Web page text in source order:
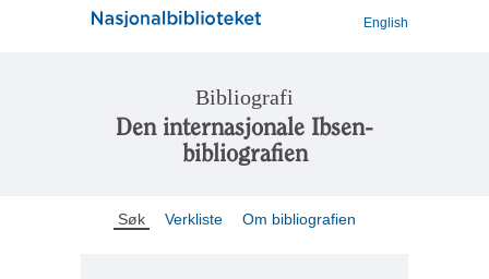
English
Bibliografi
Den internasjonale Ibsen-
bibliografien
Søk Verkliste Om bibliografien